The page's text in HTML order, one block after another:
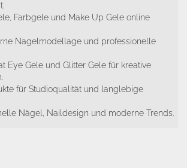
Farbgele und Make Up Gele online
Nagelmodellage und professionelle
Eye Gele und Glitter Gele für kreative
für Studioqualität und langlebige
Nägel, Naildesign und moderne Trends.